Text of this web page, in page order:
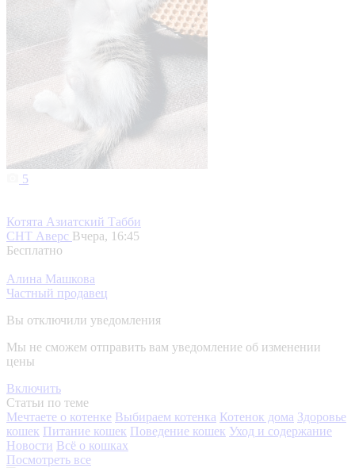
5
Котята Азиатский Табби
СНТ Аверс Вчера, 16:45
Бесплатно
Алина Машкова
Частный продавец
Вы отключили уведомления
Мы не сможем отправить вам уведомление об изменении
цены
Включить
Статьи по теме
Мечтаете о котенке Выбираем котенка Котенок дома Здоровье
кошек Питание кошек Поведение кошек Уход и содержание
Новости Всё о кошках
Посмотреть все